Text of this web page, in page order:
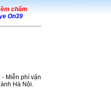
chấm
On39
Miễn phí vận
Hà Nội.